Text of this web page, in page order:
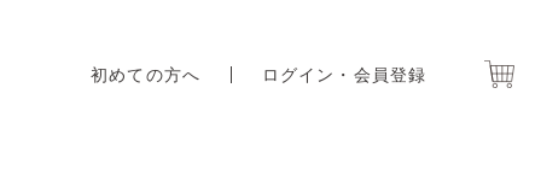
初めての方へ ログイン・会員登録